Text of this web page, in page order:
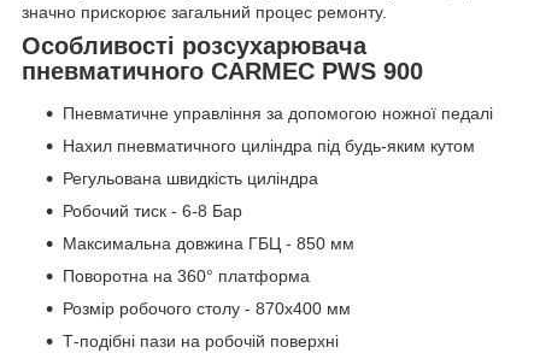
значно прискорює загальний процес ремонту.
Особливості розсухарювача
пневматичного CARMEC PWS 900
Пневматичне управління за допомогою ножної педалі
Нахил пневматичного циліндра під будь-яким кутом
Регульована швидкість циліндра
Робочий тиск - 6-8 Бар
Максимальна довжина ГБЦ - 850 мм
Поворотна на 360° платформа
Розмір робочого столу - 870х400 мм
Т-подібні пази на робочій поверхні